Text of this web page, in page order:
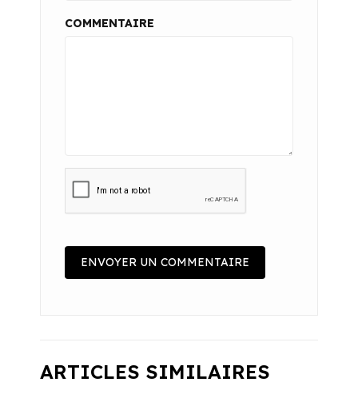
COMMENTAIRE
ARTICLES SIMILAIRES